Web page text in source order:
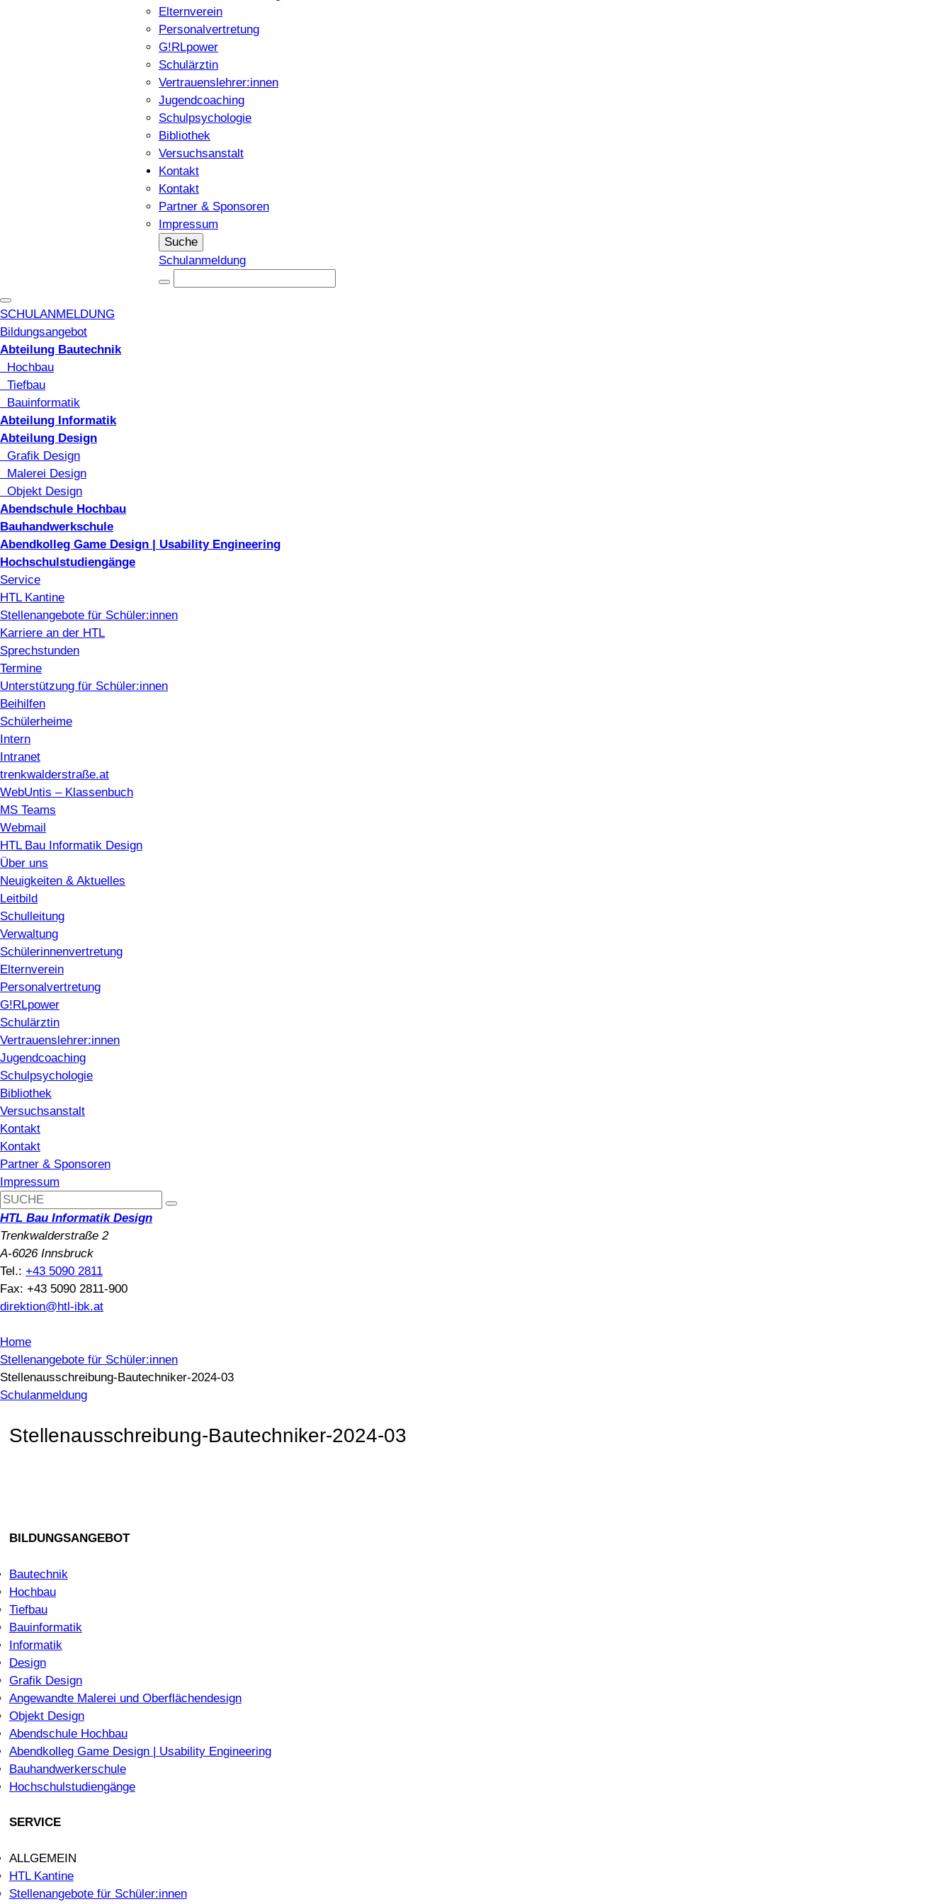
Elternverein
Personalvertretung
G!RLpower
Schulärztin
Vertrauenslehrer:innen
Jugendcoaching
Schulpsychologie
Bibliothek
Versuchsanstalt
Kontakt
Kontakt
Partner & Sponsoren
Impressum
Suche
Schulanmeldung
SCHULANMELDUNG
Bildungsangebot
Abteilung Bautechnik
Hochbau
Tiefbau
Bauinformatik
Abteilung Informatik
Abteilung Design
Grafik Design
Malerei Design
Objekt Design
Abendschule Hochbau
Bauhandwerkschule
Abendkolleg Game Design | Usability Engineering
Hochschulstudiengänge
Service
HTL Kantine
Stellenangebote für Schüler:innen
Karriere an der HTL
Sprechstunden
Termine
Unterstützung für Schüler:innen
Beihilfen
Schülerheime
Intern
Intranet
trenkwalderstraße.at
WebUntis – Klassenbuch
MS Teams
Webmail
HTL Bau Informatik Design
Über uns
Neuigkeiten & Aktuelles
Leitbild
Schulleitung
Verwaltung
Schülerinnenvertretung
Elternverein
Personalvertretung
G!RLpower
Schulärztin
Vertrauenslehrer:innen
Jugendcoaching
Schulpsychologie
Bibliothek
Versuchsanstalt
Kontakt
Kontakt
Partner & Sponsoren
Impressum
HTL Bau Informatik Design
Trenkwalderstraße 2
A-6026 Innsbruck
Tel.: +43 5090 2811
Fax: +43 5090 2811-900
direktion@htl-ibk.at
Home
Stellenangebote für Schüler:innen
Stellenausschreibung-Bautechniker-2024-03
Schulanmeldung
Stellenausschreibung-Bautechniker-2024-03
BILDUNGSANGEBOT
Bautechnik
Hochbau
Tiefbau
Bauinformatik
Informatik
Design
Grafik Design
Angewandte Malerei und Oberflächendesign
Objekt Design
Abendschule Hochbau
Abendkolleg Game Design | Usability Engineering
Bauhandwerkerschule
Hochschulstudiengänge
SERVICE
ALLGEMEIN
HTL Kantine
Stellenangebote für Schüler:innen